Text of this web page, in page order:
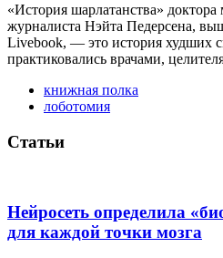
«История шарлатанства»
журналиста Нэйта Педерсена,
Livebook, — это история худших
практиковались врачами,
книжная полка
лоботомия
Статьи
Нейросеть определила
для каждой точки мозга